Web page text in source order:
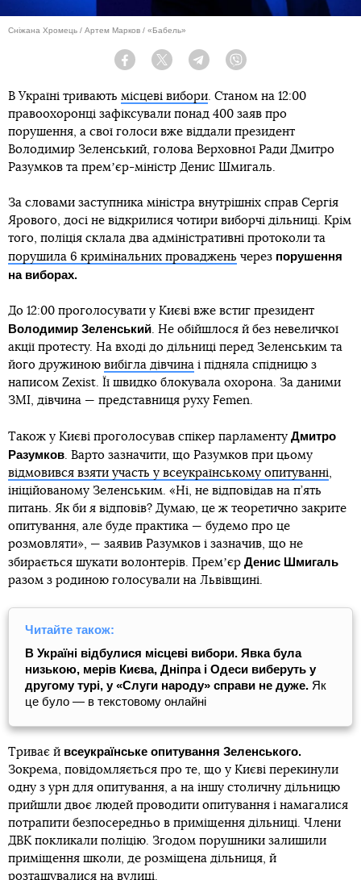
Сніжана Хромець / Артем Марков / «Бабель»
Facebook Twitter Telegram
В Україні тривають місцеві вибори. Станом на 12:00
правоохоронці зафіксували понад 400 заяв про
порушення, а свої голоси вже віддали президент
Володимир Зеленський, голова Верховної Ради Дмитро
Разумков та премʼєр-міністр Денис Шмигаль.
За словами заступника міністра внутрішніх справ Сергія
Ярового, досі не відкрилися чотири виборчі дільниці. Крім
того, поліція склала два адміністративні протоколи та
порушила 6 кримінальних проваджень через порушення
на виборах.
До 12:00 проголосувати у Києві вже встиг президент
Володимир Зеленський. Не обійшлося й без невеличкої
акції протесту. На вході до дільниці перед Зеленським та
його дружиною вибігла дівчина і підняла спідницю з
написом Zexist. Її швидко блокувала охорона. За даними
ЗМІ, дівчина — представниця руху Femen.
Також у Києві проголосував спікер парламенту Дмитро
Разумков. Варто зазначити, що Разумков при цьому
відмовився взяти участь у всеукраїнському опитуванні,
ініційованому Зеленським. «Ні, не відповідав на п’ять
питань. Як би я відповів? Думаю, це ж теоретично закрите
опитування, але буде практика — будемо про це
розмовляти», — заявив Разумков і зазначив, що не
збирається шукати волонтерів. Премʼєр Денис Шмигаль
разом з родиною голосували на Львівщині.
Читайте також:
В Україні відбулися місцеві вибори. Явка була
низькою, мерів Києва, Дніпра і Одеси виберуть у
другому турі, у «Слуги народу» справи не дуже. Як
це було — в текстовому онлайні
Триває й всеукраїнське опитування Зеленського.
Зокрема, повідомляється про те, що у Києві перекинули
одну з урн для опитування, а на іншу столичну дільницю
прийшли двоє людей проводити опитування і намагалися
потрапити безпосередньо в приміщення дільниці. Члени
ДВК покликали поліцію. Згодом порушники залишили
приміщення школи, де розміщена дільниця, й
розташувалися на вулиці.